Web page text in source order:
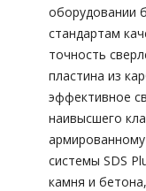
оборудовании
стандартам
точность
пластина из
эффективное
наивысшего
системы SDS
камня и